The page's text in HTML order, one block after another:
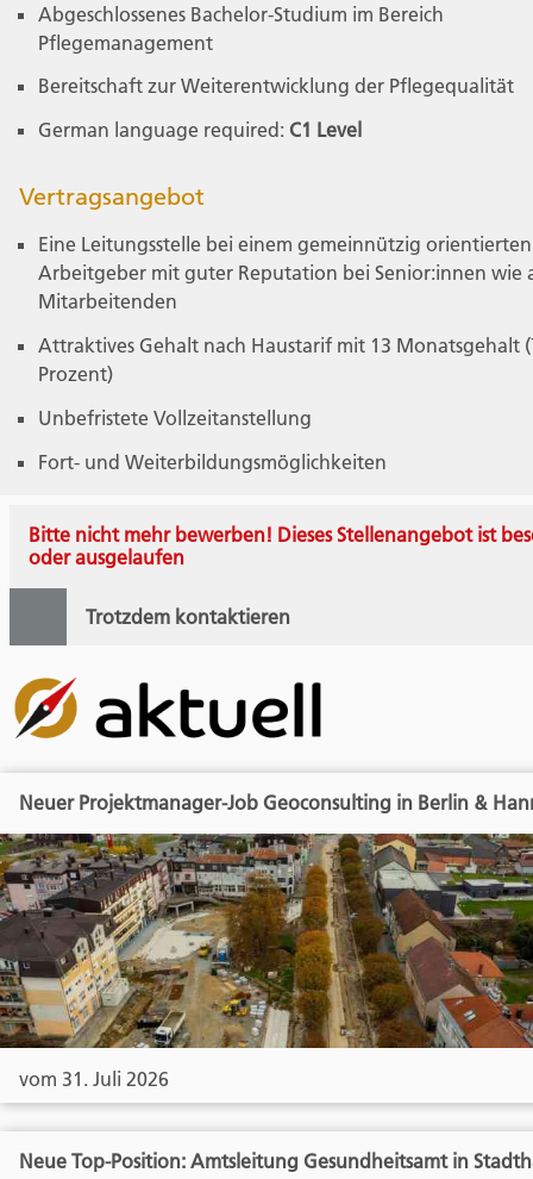
Abgeschlossenes Bachelor-Studium im Bereich
Pflegemanagement
Bereitschaft zur Weiterentwicklung der Pflegequalität
German language required: C1 Level
Vertragsangebot
Eine Leitungsstelle bei einem gemeinnützig orientierten
Arbeitgeber mit guter Reputation bei Senior:innen wie
Mitarbeitenden
Attraktives Gehalt nach Haustarif mit 13 Monatsgehalt
Prozent)
Unbefristete Vollzeitanstellung
Fort- und Weiterbildungsmöglichkeiten
Bitte nicht mehr bewerben! Dieses Stellenangebot ist
oder ausgelaufen
Trotzdem kontaktieren
Neuer Projektmanager-Job Geoconsulting in Berlin &
vom 31. Juli 2026
Neue Top-Position: Amtsleitung Gesundheitsamt in